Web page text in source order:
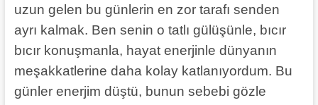
uzun gelen bu günlerin en zor tarafı senden
ayrı kalmak. Ben senin o tatlı gülüşünle, bıcır
bıcır konuşmanla, hayat enerjinle dünyanın
meşakkatlerine daha kolay katlanıyordum. Bu
günler enerjim düştü, bunun sebebi gözle